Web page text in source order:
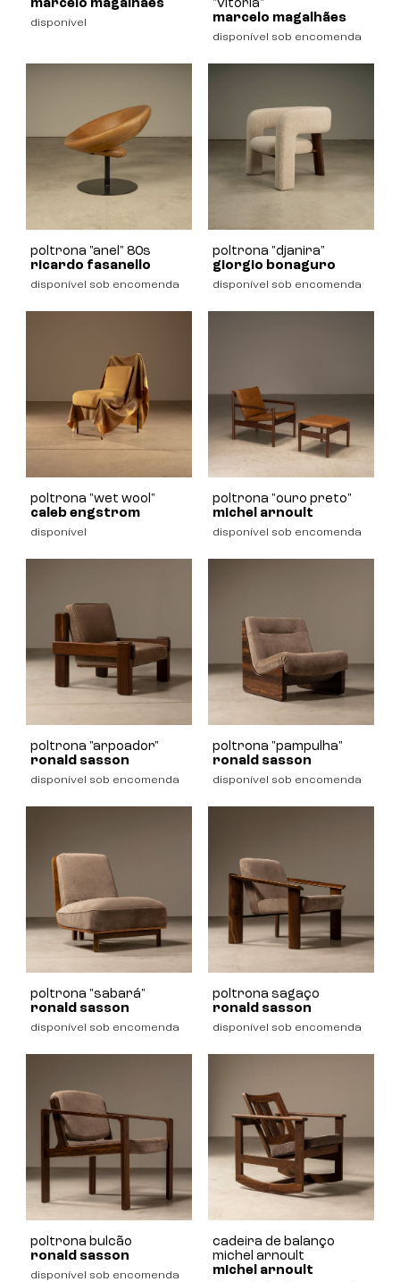
marcelo magalhães
disponível
"vitória"
marcelo magalhães
disponível sob encomenda
poltrona "anel" 80s
ricardo fasanello
disponível sob encomenda
poltrona "djanira"
giorgio bonaguro
disponível sob encomenda
poltrona "wet wool"
caleb engstrom
disponível
poltrona "ouro preto"
michel arnoult
disponível sob encomenda
poltrona "arpoador"
ronald sasson
disponível sob encomenda
poltrona "pampulha"
ronald sasson
disponível sob encomenda
poltrona "sabará"
ronald sasson
disponível sob encomenda
poltrona sagaço
ronald sasson
disponível sob encomenda
poltrona bulcão
ronald sasson
disponível sob encomenda
cadeira de balanço
michel arnoult
michel arnoult